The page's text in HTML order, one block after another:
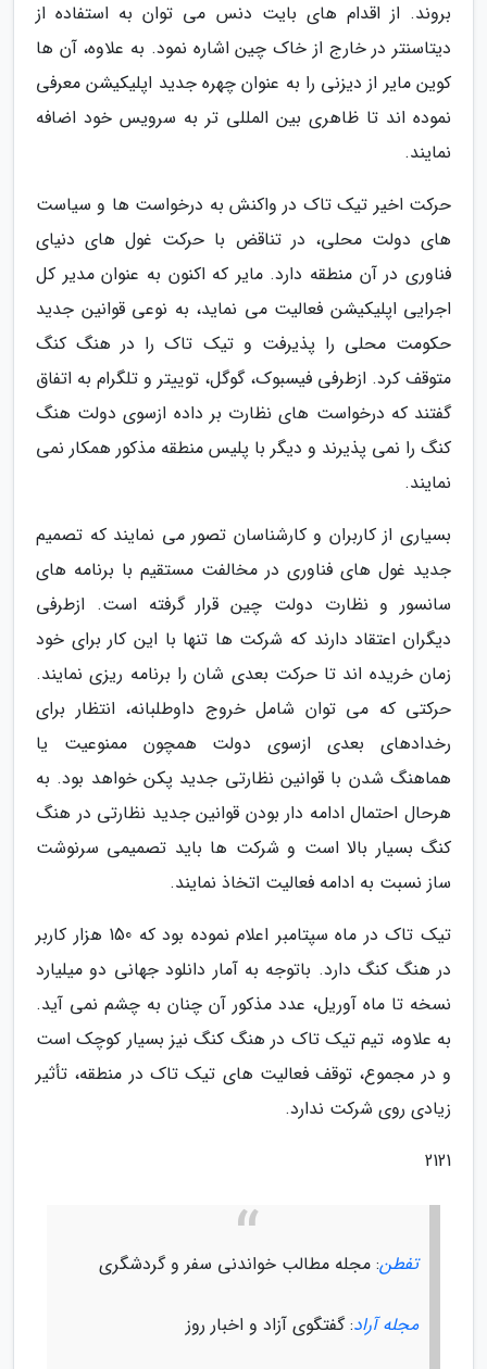
بروند. از اقدام های بایت دنس می توان به استفاده از
دیتاسنتر در خارج از خاک چین اشاره نمود. به علاوه، آن ها
کوین مایر از دیزنی را به عنوان چهره جدید اپلیکیشن معرفی
نموده اند تا ظاهری بین المللی تر به سرویس خود اضافه
نمایند.
حرکت اخیر تیک تاک در واکنش به درخواست ها و سیاست
های دولت محلی، در تناقض با حرکت غول های دنیای
فناوری در آن منطقه دارد. مایر که اکنون به عنوان مدیر کل
اجرایی اپلیکیشن فعالیت می نماید، به نوعی قوانین جدید
حکومت محلی را پذیرفت و تیک تاک را در هنگ کنگ
متوقف کرد. ازطرفی فیسبوک، گوگل، توییتر و تلگرام به اتفاق
گفتند که درخواست های نظارت بر داده ازسوی دولت هنگ
کنگ را نمی پذیرند و دیگر با پلیس منطقه مذکور همکار نمی
نمایند.
بسیاری از کاربران و کارشناسان تصور می نمایند که تصمیم
جدید غول های فناوری در مخالفت مستقیم با برنامه های
سانسور و نظارت دولت چین قرار گرفته است. ازطرفی
دیگران اعتقاد دارند که شرکت ها تنها با این کار برای خود
زمان خریده اند تا حرکت بعدی شان را برنامه ریزی نمایند.
حرکتی که می توان شامل خروج داوطلبانه، انتظار برای
رخدادهای بعدی ازسوی دولت همچون ممنوعیت یا
هماهنگ شدن با قوانین نظارتی جدید پکن خواهد بود. به
هرحال احتمال ادامه دار بودن قوانین جدید نظارتی در هنگ
کنگ بسیار بالا است و شرکت ها باید تصمیمی سرنوشت
ساز نسبت به ادامه فعالیت اتخاذ نمایند.
تیک تاک در ماه سپتامبر اعلام نموده بود که 150 هزار کاربر
در هنگ کنگ دارد. باتوجه به آمار دانلود جهانی دو میلیارد
نسخه تا ماه آوریل، عدد مذکور آن چنان به چشم نمی آید.
به علاوه، تیم تیک تاک در هنگ کنگ نیز بسیار کوچک است
و در مجموع، توقف فعالیت های تیک تاک در منطقه، تأثیر
زیادی روی شرکت ندارد.
2121
تفطن: مجله مطالب خواندنی سفر و گردشگری
مجله آراد: گفتگوی آزاد و اخبار روز